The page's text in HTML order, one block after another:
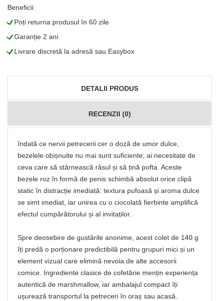
Beneficii:
LPoți returna produsul în 60 zile
LGaranție 2 ani
LLivrare discretă la adresă sau Easybox
DETALII PRODUS
RECENZII (0)
îndată ce nervii petrecerii cer o doză de umor dulce,
bezelele obișnuite nu mai sunt suficiente; ai necesitate de
ceva care să stârnească râsul și să țină pofta. Aceste
bezele roz în formă de penis schimbă absolut orice clipă
static în distracție imediată: textura pufoasă și aroma dulce
se simt imediat, iar unirea cu o ciocolată fierbinte amplifică
efectul cumpărătorului și al invitaților.
Spre deosebire de gustările anonime, acest colet de 140 g
îți predă o porționare predictibilă pentru grupuri mici și un
element vizual care elimină nevoia de alte accesorii
comice. Ingrediente clasice de cofetărie mențin experiența
autentică de marshmallow, iar ambalajul compact îți
ușurează transportul la petreceri în oraș sau acasă.